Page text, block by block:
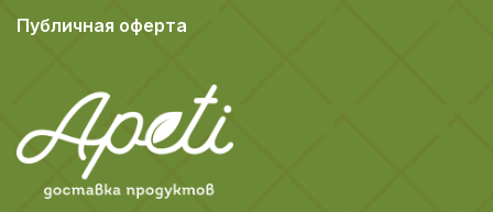
Публичная оферта